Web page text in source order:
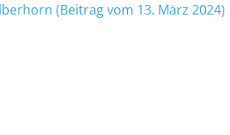
(Beitrag vom 13. März 2024)